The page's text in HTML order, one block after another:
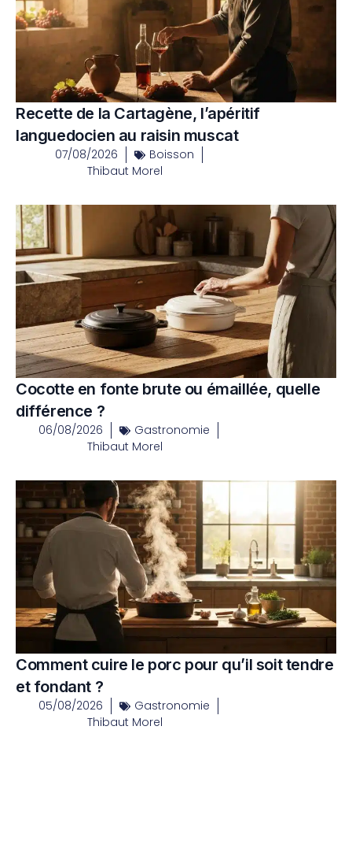
Recette de la Cartagène, l’apéritif
languedocien au raisin muscat
07/08/2026
Boisson
Thibaut Morel
Cocotte en fonte brute ou émaillée, quelle
différence ?
06/08/2026
Gastronomie
Thibaut Morel
Comment cuire le porc pour qu’il soit tendre
et fondant ?
05/08/2026
Gastronomie
Thibaut Morel